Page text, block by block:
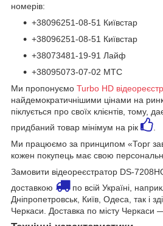
номерів:
+38096251-08-51 Київстар
+38096251-08-51 Київстар
+38073481-19-91 Лайф
+38095073-07-02 МТС
Ми пропонуємо Turbo HD
найдемократичнішими цінами на
піклується про своїх клієнтів, тому,
придбаний товар мінімум на рік
Ми працюємо за принципом «Торг
кожен покупець має свою
Замовити відеореєстратор DS-
доставкою
по всій Україні,
Дніпропетровськ, Київ, Одеса, так і
Черкаси. Доставка по місту Черкаси